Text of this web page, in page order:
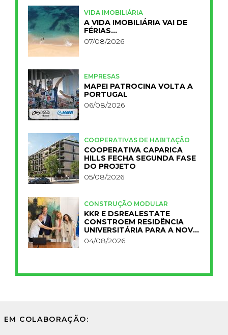
VIDA IMOBILIÁRIA
A VIDA IMOBILIÁRIA VAI DE
FÉRIAS…
07/08/2026
EMPRESAS
MAPEI PATROCINA VOLTA A
PORTUGAL
06/08/2026
COOPERATIVAS DE HABITAÇÃO
COOPERATIVA CAPARICA
HILLS FECHA SEGUNDA FASE
DO PROJETO
05/08/2026
CONSTRUÇÃO MODULAR
KKR E DSREALESTATE
CONSTROEM RESIDÊNCIA
UNIVERSITÁRIA PARA A NOVA
FCT
04/08/2026
EM COLABORAÇÃO: